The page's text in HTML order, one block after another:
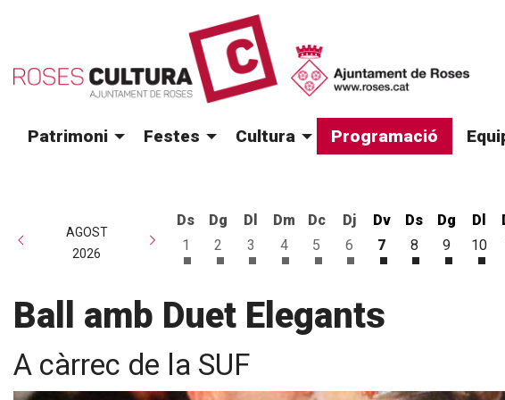
Patrimoni Festes Cultura Programació
AGOST
2026
Ds
1
Dissabte 1 d'agost
Dg
2
Diumenge 2 d'agost
Dl
3
Dilluns 3 d'agost
Dm
4
Dimarts 4 d'agost
Dc
5
Dimecres 5 d'agost
Dj
6
Dijous 6 d'agost
Dv
7
Divendres 7
Ds
8
Dissabte 8
Dg
9
Dl
10
Ball amb Duet Elegants
A càrrec de la SUF